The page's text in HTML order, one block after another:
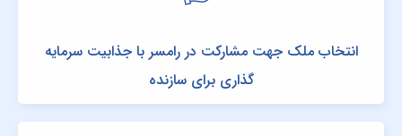
انتخاب ملک جهت مشارکت در رامسر با جذابیت سرمایه
گذاری برای سازنده